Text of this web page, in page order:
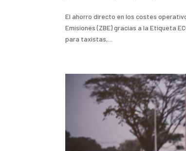
El ahorro directo en los costes
Emisiones (ZBE) gracias a la Etiqueta
para taxistas,...